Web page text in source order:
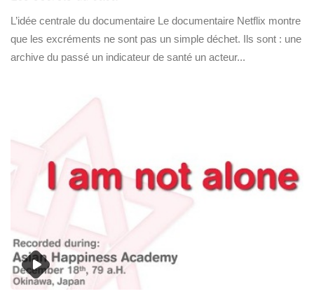
L’idée centrale du documentaire Le documentaire Netflix montre
que les excréments ne sont pas un simple déchet. Ils sont : une
archive du passé un indicateur de santé un acteur...